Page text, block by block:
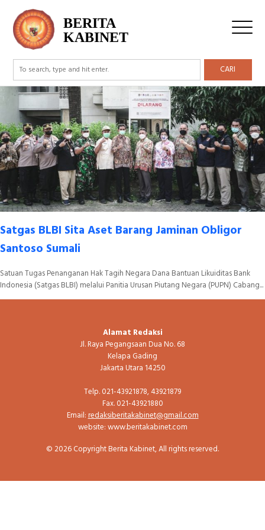
BERITA
KABINET
CARI
Tag Archive: Sita Aset
Satgas BLBI Sita Aset Barang Jaminan Obligor
Santoso Sumali
Satuan Tugas Penanganan Hak Tagih Negara Dana Bantuan Likuiditas Bank
Indonesia (Satgas BLBI) melalui Panitia Urusan Piutang Negara (PUPN) Cabang...
Alamat Redaksi
Jl. Raya Pegangsaan Dua No. 68
Kelapa Gading
Jakarta Utara 14250
Telp. 021-43921878, 43921879
Fax. 021-43921880
Email:redaksiberitakabinet@gmail.com
website: www.beritakabinet.com
© 2026 Copyright Berita Kabinet, All rights reserved.